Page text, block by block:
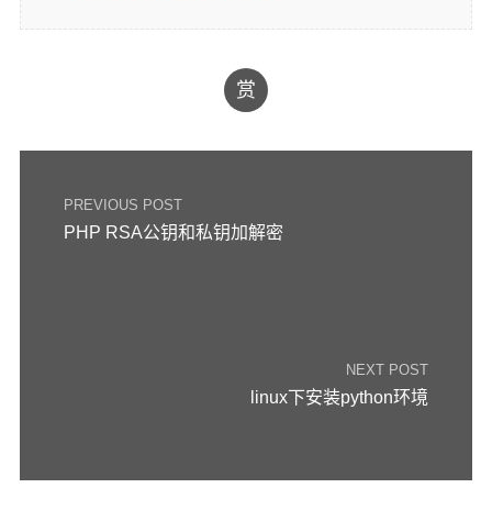
赏
PREVIOUS POST
PHP RSA公钥和私钥加解密
NEXT POST
linux下安装python环境